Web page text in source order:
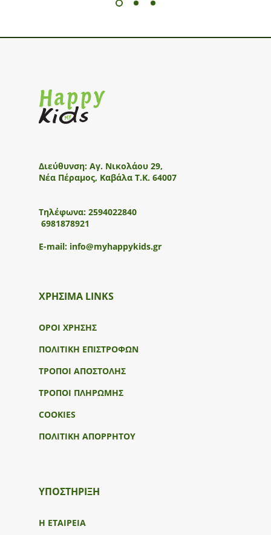
Διεύθυνση: Αγ. Νικολάου 29,
Νέα Πέραμος, Καβάλα Τ.Κ. 64007
Τηλέφωνα: 2594022840
6981878921
E-mail: info@myhappykids.gr
ΧΡΗΣΙΜΑ LINKS
ΟΡΟΙ ΧΡΗΣΗΣ
ΠΟΛΙΤΙΚΗ ΕΠΙΣΤΡΟΦΩΝ
ΤΡΟΠΟΙ ΑΠΟΣΤΟΛΗΣ
ΤΡΟΠΟΙ ΠΛΗΡΩΜΗΣ
COOKIES
ΠΟΛΙΤΙΚΗ ΑΠΟΡΡΗΤΟΥ
ΥΠΟΣΤΉΡΙΞΗ
Η ΕΤΑΙΡΕΙΑ